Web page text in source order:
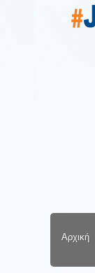
Αρχική